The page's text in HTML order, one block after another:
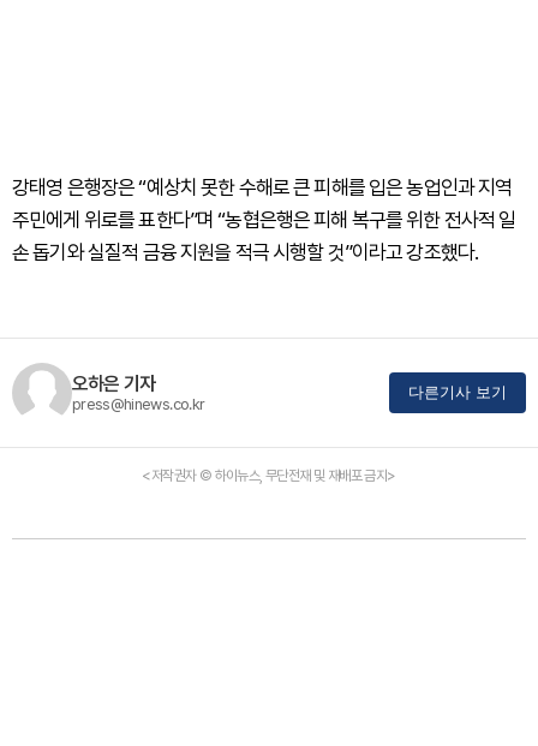
강태영 은행장은 “예상치 못한 수해로 큰 피해를 입은 농업인과 지역
주민에게 위로를 표한다”며 “농협은행은 피해 복구를 위한 전사적 일
손 돕기와 실질적 금융 지원을 적극 시행할 것”이라고 강조했다.
오하은 기자
press@hinews.co.kr
다른기사 보기
<저작권자 © 하이뉴스, 무단전재 및 재배포 금지>